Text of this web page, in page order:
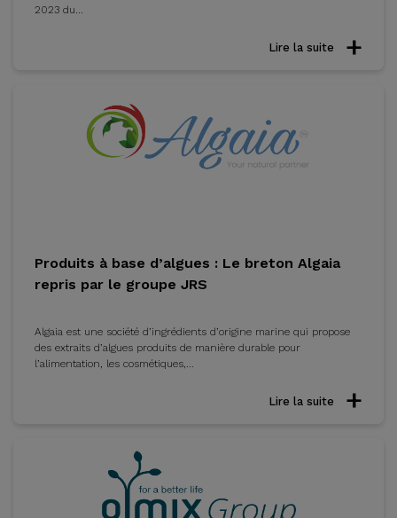
2023 du...
Lire la suite
Produits à base d’algues : Le breton Algaia
repris par le groupe JRS
Algaia est une société d’ingrédients d’origine marine qui propose
des extraits d’algues produits de manière durable pour
l’alimentation, les cosmétiques,...
Lire la suite